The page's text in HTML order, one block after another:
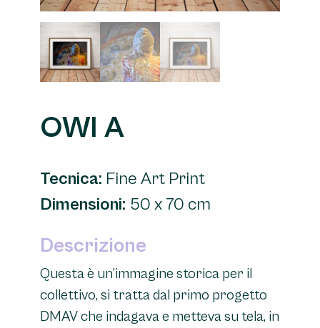
OWI A
Tecnica: Fine Art Print
Dimensioni: 50 x 70 cm
Descrizione
Questa è un’immagine storica per il
collettivo, si tratta dal primo progetto
DMAV che indagava e metteva su tela, in